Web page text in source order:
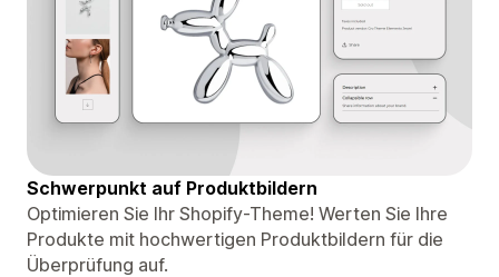
Schwerpunkt auf Produktbildern
Optimieren Sie Ihr Shopify-Theme! Werten Sie Ihre
Produkte mit hochwertigen Produktbildern für die
Überprüfung auf.